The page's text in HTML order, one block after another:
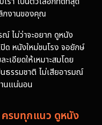
กงานของคุณ
ไม่ว่าจะอยาก ดูหนัง
ด หนังใหม่ชนโรง จอยักษ์
เอียดให้เหมาะสมโดย
ธรรมชาติ ไม่เสียอารมณ์
นแน่นอน
ครบทุกแนว ดูหนัง